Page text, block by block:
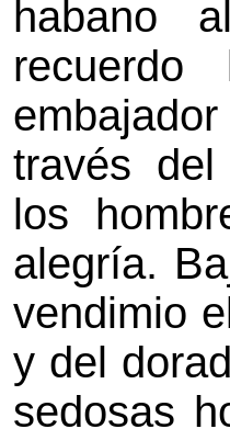
habano
través
los
alegría.
vendimio
y del
sedosas